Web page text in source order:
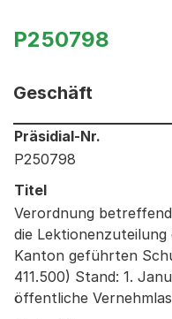
P250798
Geschäft
Informationen zum
Präsidial-Nr.
P250798
Titel
Verordnung
die
Kanton geführten
411.500) Stand: 1.
öffentliche